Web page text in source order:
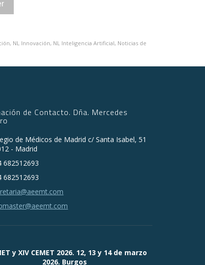
, NL Innovación, NL Inteligencia Artificial, Noticias de
de Contacto. Dña. Mercedes
de Médicos de Madrid c/ Santa Isabel, 51
- Madrid
682512693
682512693
y XIV CEMET 2026. 12, 13 y 14 de marzo
2026. Burgos